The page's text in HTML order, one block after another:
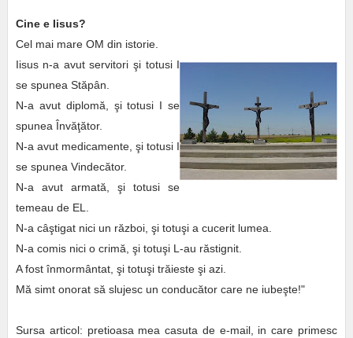
Cine e Iisus?
Cel mai mare OM din istorie.
Iisus n-a avut servitorişi totusi I
se spunea Stăpân.
N-a avut diplomă şi totusi I se
spunea Învăţător.
N-a avut medicamente, şi totusi I
se spunea Vindecător.
N-a avut armată şi totusi se
temeau de EL.
N-a câştigat nici un război, şi totuşi a cucerit lumea.
N-a comis nici o crimă şi totuşi L -au răstignit.
A fost înmormântat, şi totuşi trăieste şi azi.
Mă simt onorat să slujesc un conducător care ne iubeşte!"
Sursa articol: pretioasa mea casuta de e-mail, in care primesc